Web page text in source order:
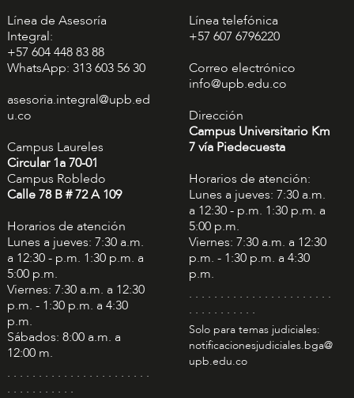
Línea de Asesoría
Integral:
+57 604 448 83 88
WhatsApp: 313 603 56 30
asesoria.integral@upb.ed
u.co
Campus Laureles
Circular 1a 70-01
Campus Robledo
Calle 78 B # 72 A 109
Horarios de atención
Lunes a jueves: 7:30 a.m.
a 12:30 - p.m. 1:30 p.m. a
5:00 p.m.
Viernes: 7:30 a.m. a 12:30
p.m. - 1:30 p.m. a 4:30
p.m.
Sábados: 8:00 a.m. a
12:00 m.
. . . . . . . . . . . . . . . . . . . . . . .
. . . . . . . . . . .
Línea telefónica
+57 607 6796220
Correo electrónico
info@upb.edu.co
Dirección
Campus Universitario Km
7 vía Piedecuesta
Horarios de atención:
Lunes a jueves: 7:30 a.m.
a 12:30 - p.m. 1:30 p.m. a
5:00 p.m.
Viernes: 7:30 a.m. a 12:30
p.m. - 1:30 p.m. a 4:30
p.m.
. . . . . . . . . . . . . . . . . . . . . . .
. . . . . . . . . . .
Solo para temas judiciales:
notificacionesjudiciales.bga@
upb.edu.co